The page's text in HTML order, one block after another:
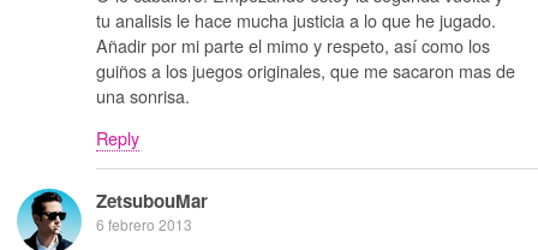
tu analisis le hace mucha justicia a lo que he jugado.
Añadir por mi parte el mimo y respeto, así como los
guiños a los juegos originales, que me sacaron mas de
una sonrisa.
Reply
ZetsubouMar
6 febrero 2013